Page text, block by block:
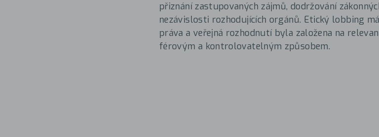
přiznání zastupovaných zájmů, dodržování
nezávislosti rozhodujících orgánů. Etický lobbing
práva a veřejná rozhodnutí byla založena na
férovým a kontrolovatelným způsobem.